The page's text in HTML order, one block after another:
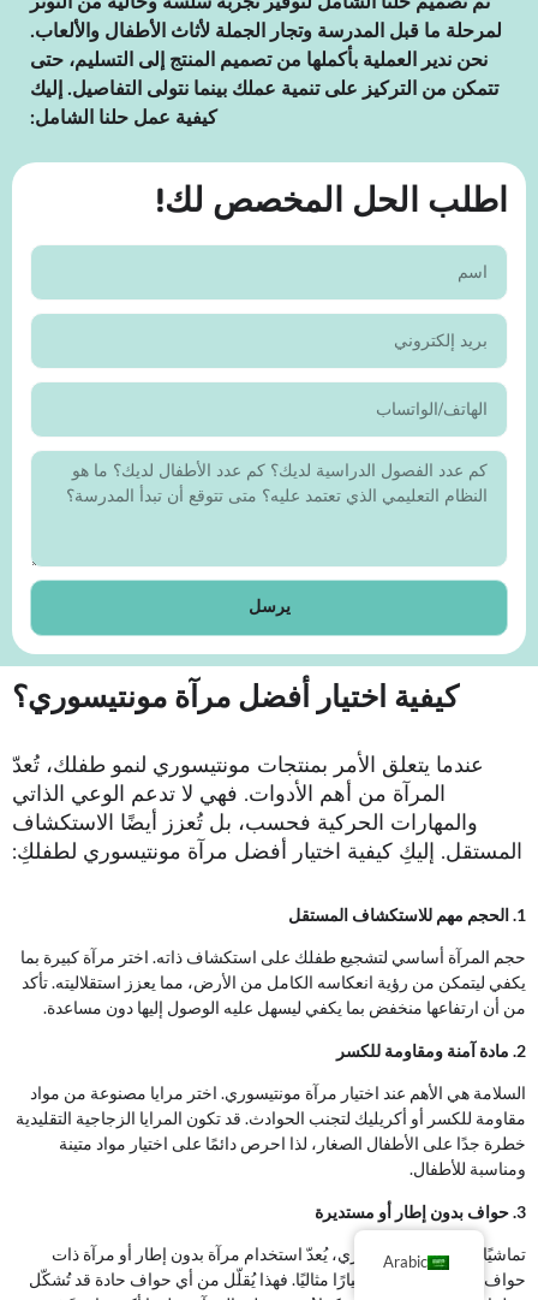
لمرحلة ما قبل المدرسة وتجار الجملة لأثاث الأطفال والألعاب.
نحن ندير العملية بأكملها من تصميم المنتج إلى التسليم، حتى
تتمكن من التركيز على تنمية عملك بينما نتولى التفاصيل. إليك
كيفية عمل حلنا الشامل:
اطلب الحل المخصص لك!
يرسل
كيفية اختيار أفضل مرآة مونتيسوري؟
عندما يتعلق الأمر بمنتجات مونتيسوري لنمو طفلك، تُعدّ
المرآة من أهم الأدوات. فهي لا تدعم الوعي الذاتي
والمهارات الحركية فحسب، بل تُعزز أيضًا الاستكشاف
المستقل. إليكِ كيفية اختيار أفضل مرآة مونتيسوري لطفلكِ:
1. الحجم مهم للاستكشاف المستقل
حجم المرآة أساسي لتشجيع طفلك على استكشاف ذاته. اختر مرآة كبيرة بما
يكفي ليتمكن من رؤية انعكاسه الكامل من الأرض، مما يعزز استقلاليته. تأكد
من أن ارتفاعها منخفض بما يكفي ليسهل عليه الوصول إليها دون مساعدة.
2. مادة آمنة ومقاومة للكسر
السلامة هي الأهم عند اختيار مرآة مونتيسوري. اختر مرايا مصنوعة من مواد
مقاومة للكسر أو أكريليك لتجنب الحوادث. قد تكون المرايا الزجاجية التقليدية
خطرة جدًا على الأطفال الصغار، لذا احرص دائمًا على اختيار مواد متينة
ومناسبة للأطفال.
3. حواف بدون إطار أو مستديرة
تماشيًا مع مبادئ مونتيسوري، يُعدّ استخدام مرآة بدون إطار أو مرآة ذات
حواف ناعمة ومستديرة خيارًا مثاليًا. فهذا يُقلّل من أي حواف حادة قد تُشكّل
Arabic